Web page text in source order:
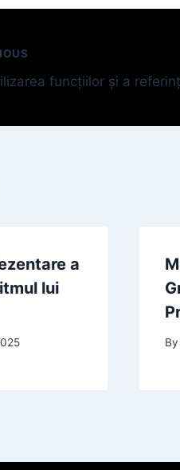
funcțiilor și a
a
lui
By